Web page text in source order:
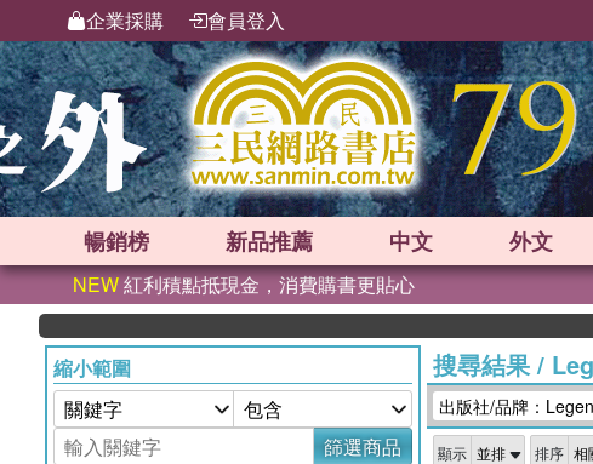
企業採購 會員登入
暢銷榜 新品推薦 中文 外文
NEW紅利積點抵現金，消費購書更貼心
縮小範圍
篩選商品
搜尋結果/
出版社/品牌：
顯示 排序